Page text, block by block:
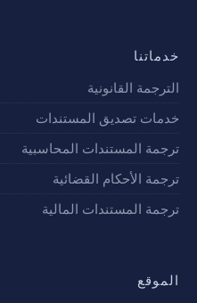
خدماتنا
الترجمة القانونية
خدمات تصديق المستندات
ترجمة المستندات المحاسبية
ترجمة الأحكام القضائية
ترجمة المستندات المالية
الموقع